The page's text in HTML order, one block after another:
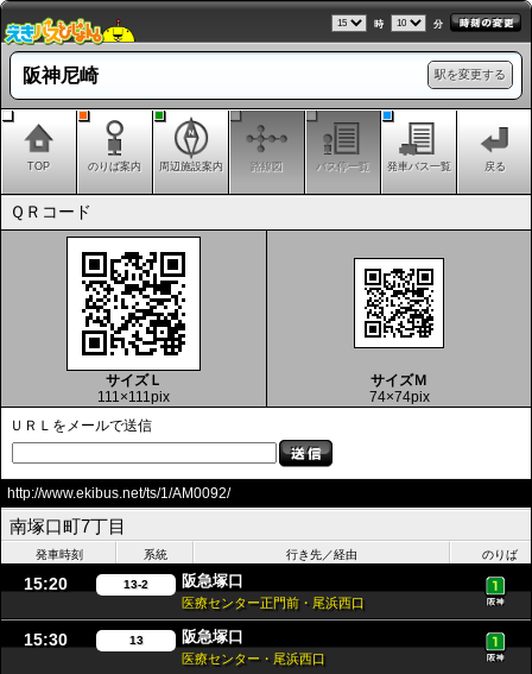
時 分
駅を変更する
阪神尼崎
TOP のりば案内 周辺施設案内 路線図 バス停一覧 発車バス一覧 戻る
ＱＲコード
サイズＬ
111×111pix
サイズＭ
74×74pix
ＵＲＬをメールで送信
http://www.ekibus.net/ts/1/AM0092/
南塚口町7丁目
発車時刻 系統 行き先／経由 のりば
15:20 13-2 阪急塚口
医療センター正門前・尾浜西口
15:30 13 阪急塚口
医療センター・尾浜西口